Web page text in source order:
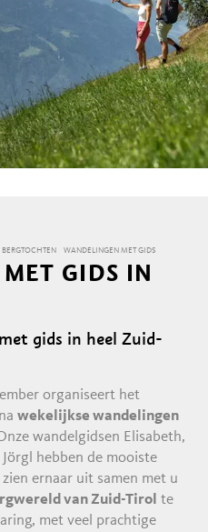
WANDELINGEN MET GIDS
GIDS IN
gids in heel Zuid-
organiseert het
wekelijkse wandelingen
wandelgidsen Elisabeth,
hebben de mooiste
ernaar uit samen met u
van Zuid-Tirol te
met veel prachtige